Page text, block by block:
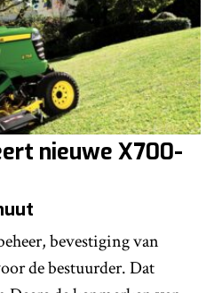
nieuwe X700-
bevestiging van
de bestuurder. Dat